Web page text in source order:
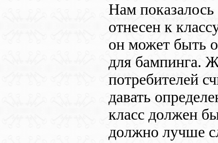
Нам
отнесен к
он может быть
для бампинга.
потребителей
давать
класс должен
должно лучше